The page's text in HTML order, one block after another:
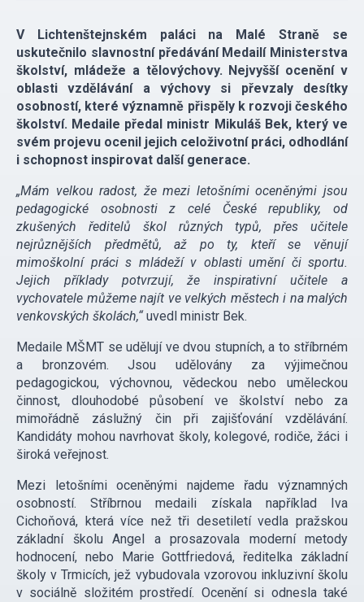
V Lichtenštejnském paláci na Malé Straně se
uskutečnilo slavnostní předávání Medailí Ministerstva
školství, mládeže a tělovýchovy. Nejvyšší ocenění v
oblasti vzdělávání a výchovy si převzaly desítky
osobností, které významně přispěly k rozvoji českého
školství. Medaile předal ministr Mikuláš Bek, který ve
svém projevu ocenil jejich celoživotní práci, odhodlání
i schopnost inspirovat další generace.
„Mám velkou radost, že mezi letošními oceněnými jsou
pedagogické osobnosti z celé České republiky, od
zkušených ředitelů škol různých typů, přes učitele
nejrůznějších předmětů, až po ty, kteří se věnují
mimoškolní práci s mládeží v oblasti umění či sportu.
Jejich příklady potvrzují, že inspirativní učitele a
vychovatele můžeme najít ve velkých městech i na malých
venkovských školách,“uvedl ministr Bek.
Medaile MŠMT se udělují ve dvou stupních, a to stříbrném
a bronzovém. Jsou udělovány za výjimečnou
pedagogickou, výchovnou, vědeckou nebo uměleckou
činnost, dlouhodobé působení ve školství nebo za
mimořádně záslužný čin při zajišťování vzdělávání.
Kandidáty mohou navrhovat školy, kolegové, rodiče, žáci i
široká veřejnost.
Mezi letošními oceněnými najdeme řadu významných
osobností. Stříbrnou medaili získala například Iva
Cichoňová, která více než tři desetiletí vedla pražskou
základní školu Angel a prosazovala moderní metody
hodnocení, nebo Marie Gottfriedová, ředitelka základní
školy v Trmicích, jež vybudovala vzorovou inkluzivní školu
v sociálně složitém prostředí. Ocenění si odnesla také